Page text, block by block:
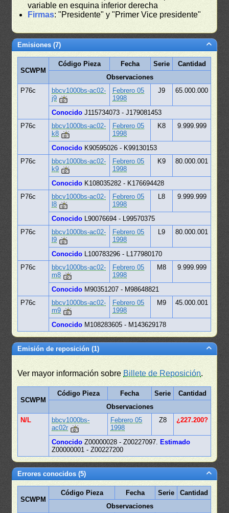
variable en esquina inferior derecha
Firmas: "Presidente" y "Primer Vice presidente"
Emisiones (7)
SCWPM
Código Pieza Fecha Serie
Cantidad
Observaciones
P76c
bbcv1000bs-ac02-
j9
Febrero 05
1998
J9 65.000.000
Conocido J115734073 - J179081453
P76c
bbcv1000bs-ac02-
k8
Febrero 05
1998
K8 9.999.999
Conocido K90595026 - K99130153
P76c
bbcv1000bs-ac02-
k9
Febrero 05
1998
K9 80.000.001
Conocido K108035282 - K176694428
P76c
bbcv1000bs-ac02-
l8
Febrero 05
1998
L8 9.999.999
Conocido L90076694 - L99570375
P76c
bbcv1000bs-ac02-
l9
Febrero 05
1998
L9 80.000.001
Conocido L100783296 - L177980170
P76c
bbcv1000bs-ac02-
m8
Febrero 05
1998
M8 9.999.999
Conocido M90351207 - M98648821
P76c
bbcv1000bs-ac02-
m9
Febrero 05
1998
M9 45.000.001
Conocido M108283605 - M143629178
Emisión de reposición (1)
Ver mayor información sobre Billete de Reposición.
SCWPM
Código Pieza Fecha Serie
Cantidad
Observaciones
N/L
bbcv1000bs-
ac02r
Febrero 05
1998
Z8 ¿227.200?
Conocido Z00000028 - Z00227097. Estimado
Z00000001 - Z00227200
Errores conocidos (5)
SCWPM
Código Pieza Fecha Serie
Cantidad
Observaciones